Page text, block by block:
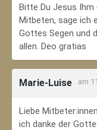
Bitte Du Jesus Ihm
Mitbeten, sage ich
Gottes Segen und
allen. Deo gratias
Marie-Luise am
Liebe
ich danke der